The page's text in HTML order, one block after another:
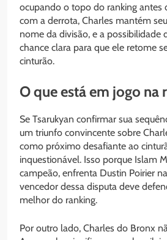
ocupando o topo do ranking
com a derrota, Charles mantém
nome da divisão, e a possibilidade
chance clara para que ele retome
cinturão.
O que está em jogo na
Se Tsarukyan confirmar sua
um triunfo convincente sobre
como próximo desafiante ao
inquestionável. Isso porque Islam
campeão, enfrenta Dustin Poirier
vencedor dessa disputa deve
melhor do ranking.
Por outro lado, Charles do Bronx